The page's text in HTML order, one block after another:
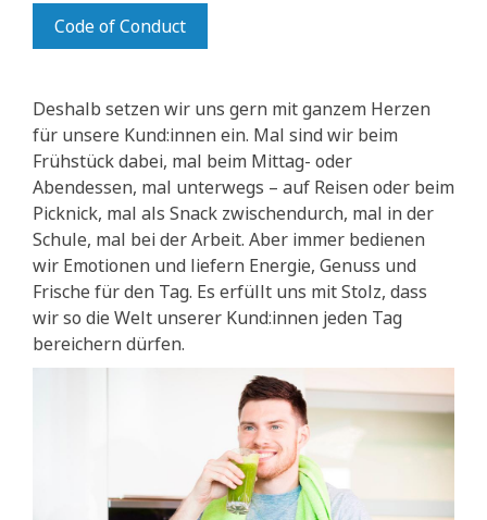
Code of Conduct
Deshalb setzen wir uns gern mit ganzem Herzen
für unsere Kund:innen ein. Mal sind wir beim
Frühstück dabei, mal beim Mittag- oder
Abendessen, mal unterwegs – auf Reisen oder beim
Picknick, mal als Snack zwischendurch, mal in der
Schule, mal bei der Arbeit. Aber immer bedienen
wir Emotionen und liefern Energie, Genuss und
Frische für den Tag. Es erfüllt uns mit Stolz, dass
wir so die Welt unserer Kund:innen jeden Tag
bereichern dürfen.